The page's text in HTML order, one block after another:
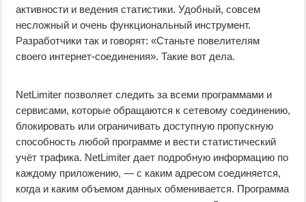
активности и ведения статистики. Удобный, совсем
несложный и очень функциональный инструмент.
Разработчики так и говорят: «Станьте повелителям
своего интернет-соединения». Такие вот дела.
NetLimiter позволяет следить за всеми программами и
сервисами, которые обращаются к сетевому соединению,
блокировать или ограничивать доступную пропускную
способность любой программе и вести статистический
учёт трафика. NetLimiter дает подробную информацию по
каждому приложению, — с каким адресом соединяется,
когда и каким объемом данных обменивается. Программа